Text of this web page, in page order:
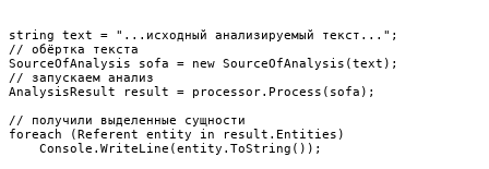
string text = "...исходный анализируемый текст...";
// обёртка текста
SourceOfAnalysis sofa = new SourceOfAnalysis(text);
// запускаем анализ
AnalysisResult result = processor.Process(sofa);
// получили выделенные сущности
foreach (Referent entity in result.Entities)